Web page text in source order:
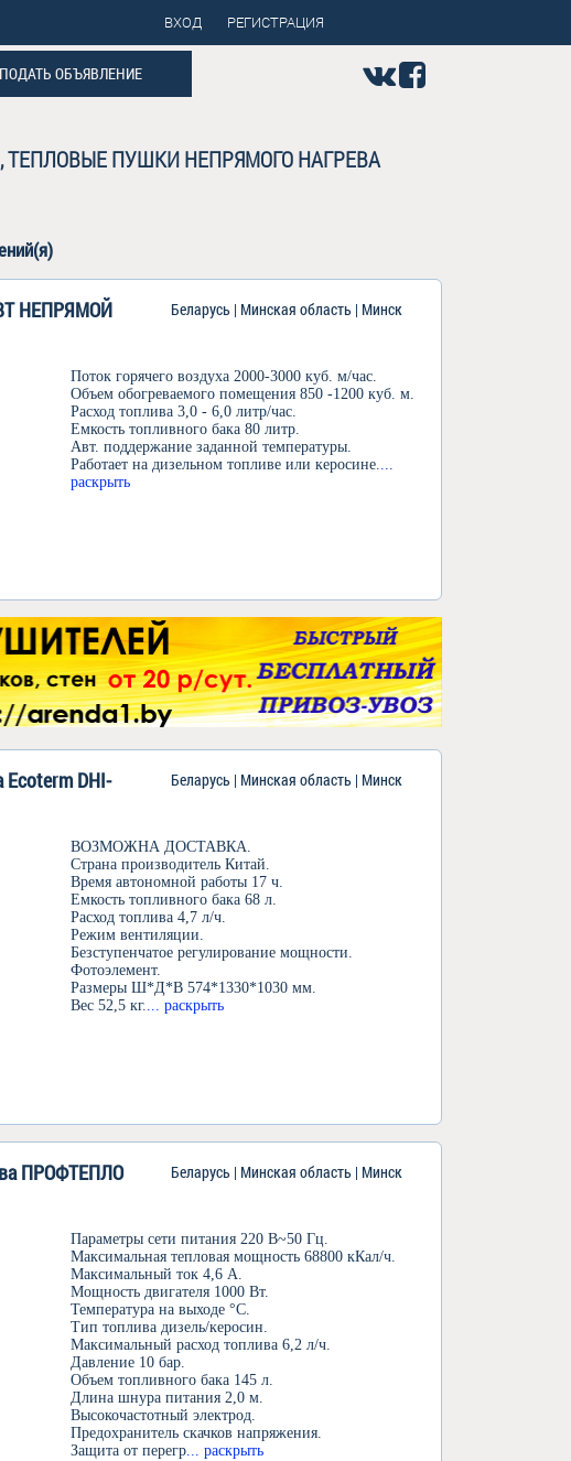
ВХОД РЕГИСТРАЦИЯ
ПОДАТЬ ОБЪЯВЛЕНИЕ
ПУШКИ НЕПРЯМОГО НАГРЕВА
НЕПРЯМОЙ
Беларусь | Минская область | Минск
Поток горячего воздуха 2000-3000 куб. м/час.
Объем обогреваемого помещения 850 -1200 куб. м.
Расход топлива 3,0 - 6,0 литр/час.
Емкость топливного бака 80 литр.
Авт. поддержание заданной температуры.
Работает на дизельном топливе или керосине....
раскрыть
DHI-
Беларусь | Минская область | Минск
ВОЗМОЖНА ДОСТАВКА.
Страна производитель Китай.
Время автономной работы 17 ч.
Емкость топливного бака 68 л.
Расход топлива 4,7 л/ч.
Режим вентиляции.
Безступенчатое регулирование мощности.
Фотоэлемент.
Размеры Ш*Д*В 574*1330*1030 мм.
Вес 52,5 кг.
... раскрыть
ПРОФТЕПЛО
Беларусь | Минская область | Минск
Параметры сети питания 220 В~50 Гц.
Максимальная тепловая мощность 68800 кКал/ч.
Максимальный ток 4,6 А.
Мощность двигателя 1000 Вт.
Температура на выходе °С.
Тип топлива дизель/керосин.
Максимальный расход топлива 6,2 л/ч.
Давление 10 бар.
Объем топливного бака 145 л.
Длина шнура питания 2,0 м.
Высокочастотный электрод.
Предохранитель скачков напряжения.
Защита от перегр... раскрыть